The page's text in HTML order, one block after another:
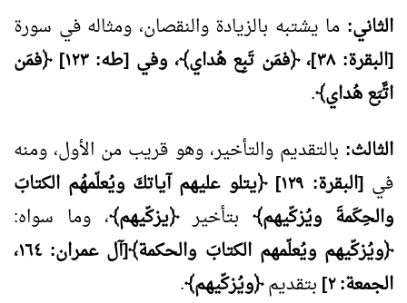
الثاني: ما يشتبه بالزيادة والنقصان، ومثاله في سورة
[البقرة: ٣٨]، ﴿فمَن تَبِع هُداي﴾، وفي [طه: ١٢٣] ﴿فمَن
اتَّبَع هُداي﴾.
الثالث: بالتقديم والتأخير، وهو قريب من الأول، ومنه
في
[البقرة: ١٢٩] ﴿يتلو عليهم آياتكَ ويُعلّمهُم الكتابَ
والحِكَمةَ ويُزكّيهم﴾ بتأخير﴿يزكّيهم﴾، وما سواه:
﴿ويُزكّيهم ويُعلّمهم الكتابَ والحكمة﴾[آل عمران: ١٦٤،
الجمعة: ٢] بتقديم﴿ويُزكّيهم﴾.